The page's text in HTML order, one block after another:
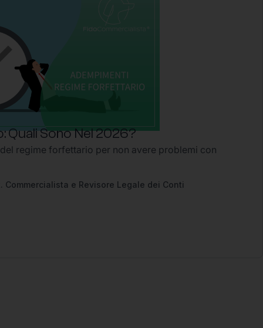
Sono Nel 2026?
regime forfettario per non avere problemi con
Commercialista e Revisore Legale dei Conti